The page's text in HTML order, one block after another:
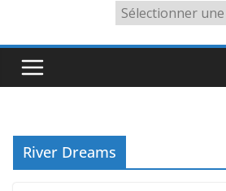
Rubriques
River Dreams